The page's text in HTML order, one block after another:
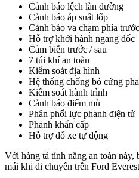
Cảnh báo lệch làn đường
Cảnh báo áp suất lốp
Cảnh báo va chạm phía trước
Hỗ trợ khởi hành ngang dốc
Cảm biến trước / sau
7 túi khí an toàn
Kiểm soát địa hình
Hệ thống chống bó cứng
Kiểm soát hành trình
Cảnh báo điểm mù
Phân phối lực phanh điện tử
Phanh khẩn cấp
Hỗ trợ đỗ xe tự động
Với hàng tá tính năng an toàn này,
mái khi di chuyển trên Ford